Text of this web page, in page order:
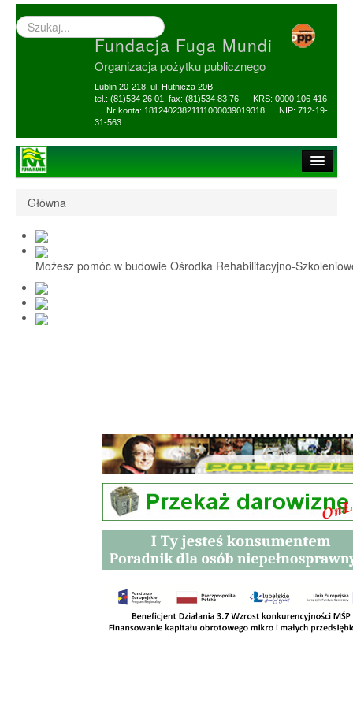
Wyszukiwarka
–
Fundacja Fuga Mundi
Organizacja pożytku publicznego
Lublin 20-218, ul. Hutnicza 20B
tel.: (81)534 26 01, fax: (81)534 83 76 KRS: 0000 106 416
Nr konta: 18124023821111000039019318 NIP: 712-19-
31-563
1,5% i darowizny
Nasi Beneficjenci
Ośrodek Reh-Szkol
Sprawozdania
Główna
Możesz pomóc w budowie Ośrodka Rehabilitacyjno-